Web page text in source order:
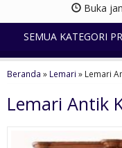
Buka
SEMUA KATEGORI
Beranda » Lemari » Lemari
Lemari Antik